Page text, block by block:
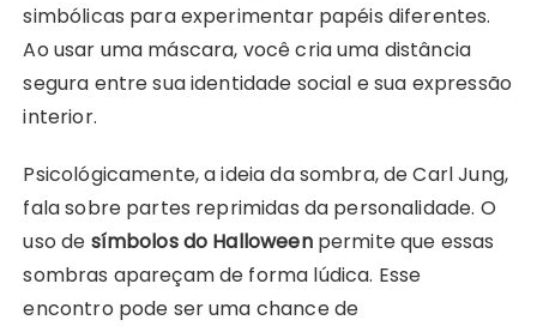
simbólicas para experimentar papéis diferentes.
Ao usar uma máscara, você cria uma distância
segura entre sua identidade social e sua expressão
interior.
Psicológicamente, a ideia da sombra, de Carl Jung,
fala sobre partes reprimidas da personalidade. O
uso de símbolos do Halloweenpermite que essas
sombras apareçam de forma lúdica. Esse
encontro pode ser uma chance de